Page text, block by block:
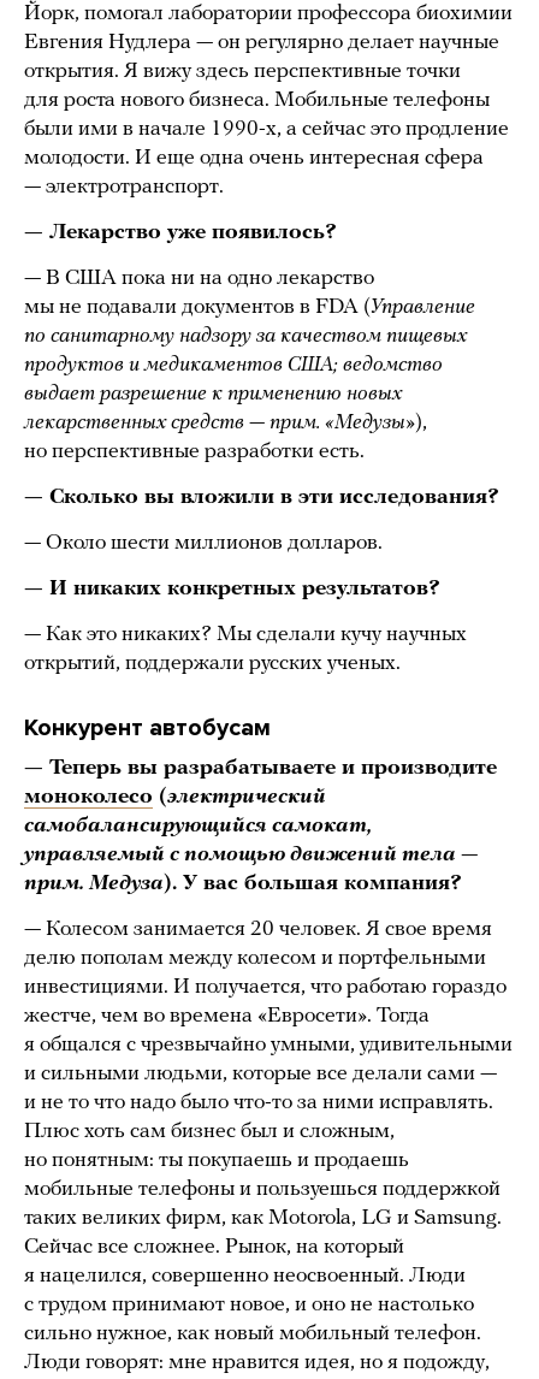
Йорк, помогал лаборатории профессора биохимии
Евгения Нудлера — он регулярно делает научные
открытия. Я вижу здесь перспективные точки
для роста нового бизнеса. Мобильные телефоны
были ими в начале 1990-х, а сейчас это продление
молодости. И еще одна очень интересная сфера
— электротранспорт.
— Лекарство уже появилось?
— В США пока ни на одно лекарство
мы не подавали документов в FDA (Управление
по санитарному надзору за качеством пищевых
продуктов и медикаментов США; ведомство
выдает разрешение к применению новых
лекарственных средств — прим. «Медузы»),
но перспективные разработки есть.
— Сколько вы вложили в эти исследования?
— Около шести миллионов долларов.
— И никаких конкретных результатов?
— Как это никаких? Мы сделали кучу научных
открытий, поддержали русских ученых.
Конкурент автобусам
— Теперь вы разрабатываете и производите
моноколесо (электрический
самобалансирующийся самокат,
управляемый с помощью движений тела —
прим. Медуза). У вас большая компания?
— Колесом занимается 20 человек. Я свое время
делю пополам между колесом и портфельными
инвестициями. И получается, что работаю гораздо
жестче, чем во времена «Евросети». Тогда
я общался с чрезвычайно умными, удивительными
и сильными людьми, которые все делали сами —
и не то что надо было что-то за ними исправлять.
Плюс хоть сам бизнес был и сложным,
но понятным: ты покупаешь и продаешь
мобильные телефоны и пользуешься поддержкой
таких великих фирм, как Motorola, LG и Samsung.
Сейчас все сложнее. Рынок, на который
я нацелился, совершенно неосвоенный. Люди
с трудом принимают новое, и оно не настолько
сильно нужное, как новый мобильный телефон.
Люди говорят: мне нравится идея, но я подожду,